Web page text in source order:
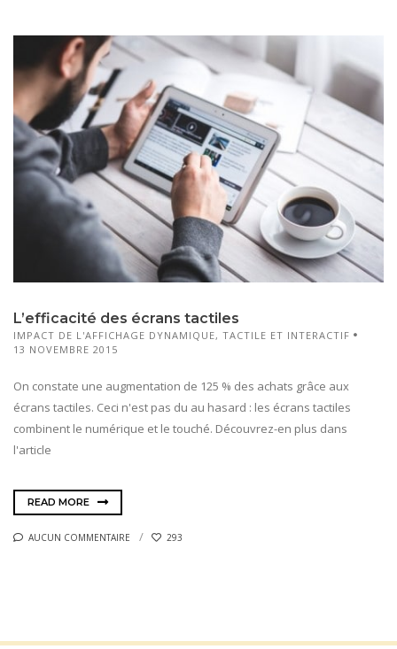
L’efficacité des écrans tactiles
IMPACT DE L'AFFICHAGE DYNAMIQUE, TACTILE ET INTERACTIF
13 NOVEMBRE 2015
On constate une augmentation de 125 % des achats grâce aux
écrans tactiles. Ceci n'est pas du au hasard : les écrans tactiles
combinent le numérique et le touché. Découvrez-en plus dans
l'article
READ MORE
AUCUN COMMENTAIRE 293